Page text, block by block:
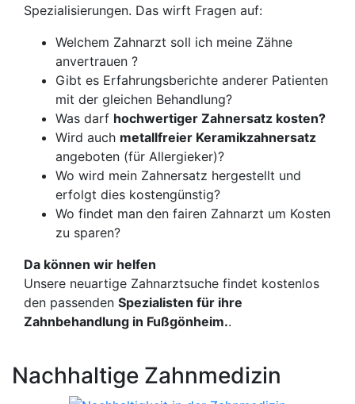
Spezialisierungen. Das wirft Fragen auf:
Welchem Zahnarzt soll ich meine Zähne
anvertrauen ?
Gibt es Erfahrungsberichte anderer Patienten
mit der gleichen Behandlung?
Was darf hochwertiger Zahnersatz kosten?
Wird auch metallfreier Keramikzahnersatz
angeboten (für Allergieker)?
Wo wird mein Zahnersatz hergestellt und
erfolgt dies kostengünstig?
Wo findet man den fairen Zahnarzt um Kosten
zu sparen?
Da können wir helfen
Unsere neuartige Zahnarztsuche findet kostenlos
den passenden Spezialisten für ihre
Zahnbehandlung in Fußgönheim..
Nachhaltige Zahnmedizin